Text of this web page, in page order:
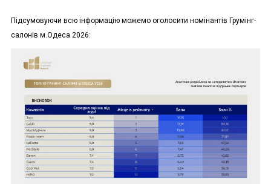
Підсумовуючи всю інформацію можемо оголосити номінантів Грумінг-
салонів м.Одеса 2026: